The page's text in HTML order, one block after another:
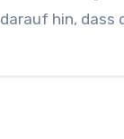
darauf hin, dass